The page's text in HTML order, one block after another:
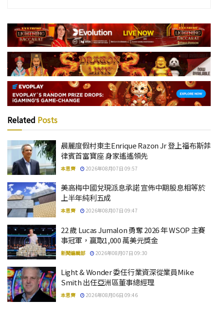
Related Posts
晨麗度假村東主Enrique Razon Jr 登上福布斯菲
律賓首富寶座 身家遙遙領先
本思齊 2026年08月07日 09:57
美高梅中國兌現派息承諾 宣佈中期股息相等於
上半年純利五成
本思齊 2026年08月07日 09:47
22 歲 Lucas Jumalon 勇奪 2026 年 WSOP 主賽
事冠軍，贏取1,000 萬美元獎金
新聞編輯部 2026年08月07日 09:30
Light & Wonder 委任行業資深從業員Mike
Smith 出任亞洲區董事總經理
本思齊 2026年08月06日 09:46